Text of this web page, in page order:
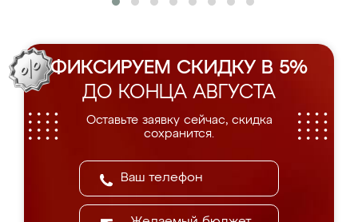
ФИКСИРУЕМ СКИДКУ В 5%
ДО КОНЦА АВГУСТА
Оставьте заявку сейчас, скидка
сохранится.